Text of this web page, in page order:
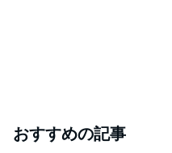
おすすめの記事